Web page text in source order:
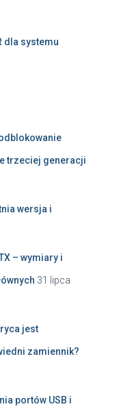
dla systemu
trzeciej generacji
wersja i
– wymiary i
31 lipca
jest
zamiennik?
portów USB i